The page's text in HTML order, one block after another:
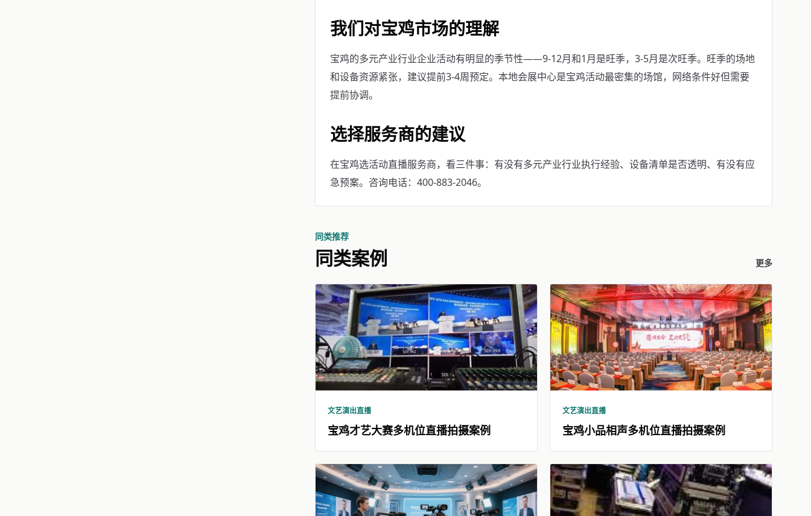
我们对宝鸡市场的理解
宝鸡的多元产业行业企业活动有明显的季节性——9-12月和1月是旺季，3-5月是次旺季。旺季的场地
和设备资源紧张，建议提前3-4周预定。本地会展中心是宝鸡活动最密集的场馆，网络条件好但需要
提前协调。
选择服务商的建议
在宝鸡选活动直播服务商，看三件事：有没有多元产业行业执行经验、设备清单是否透明、有没有应
急预案。咨询电话：400-883-2046。
同类推荐
同类案例 更多
文艺演出直播
宝鸡才艺大赛多机位直播拍摄案例
文艺演出直播
宝鸡小品相声多机位直播拍摄案例